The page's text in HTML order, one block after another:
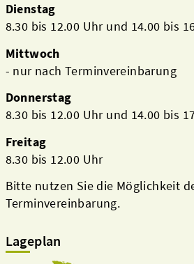
Dienstag
8.30 bis 12.00 Uhr und 14.00 bis
Mittwoch
- nur nach Terminvereinbarung
Donnerstag
8.30 bis 12.00 Uhr und 14.00 bis
Freitag
8.30 bis 12.00 Uhr
Bitte nutzen Sie die Möglichkeit
Terminvereinbarung.
Lageplan